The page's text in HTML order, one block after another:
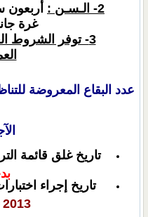
2- الـسـن :
غرة
3- توفر الشروط
عدد البقاع المعروضة
تاريخ غلق قائمة
تاريخ إجراء
2013